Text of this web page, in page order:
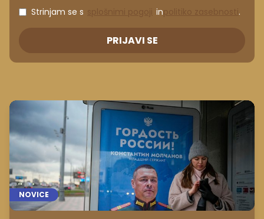
Strinjam se s in .
PRIJAVI SE
NOVICE